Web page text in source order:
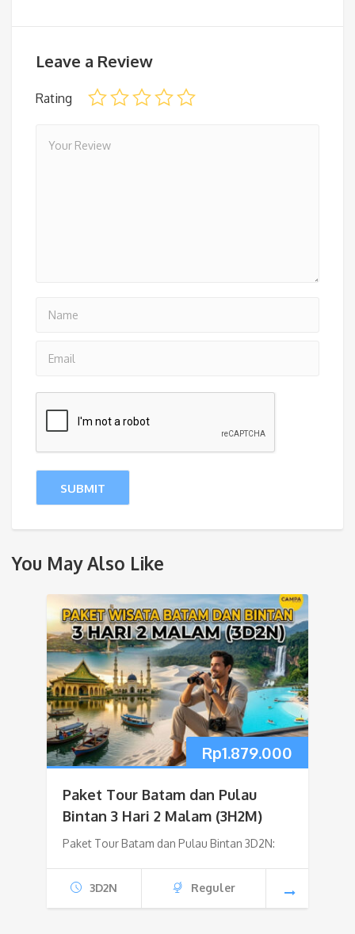
Leave a Review
Rating
You May Also Like
Rp1.879.000
Paket Tour Batam dan Pulau
Bintan 3 Hari 2 Malam (3H2M)
Paket Tour Batam dan Pulau Bintan 3D2N:
3D2N Reguler